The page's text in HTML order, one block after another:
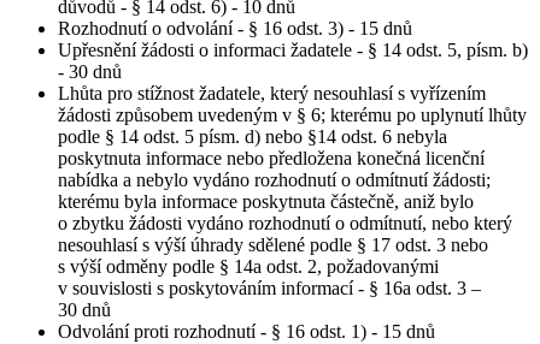
důvodů - § 14 odst. 6) - 10 dnů
Rozhodnutí o odvolání - § 16 odst. 3) - 15 dnů
Upřesnění žádosti o informaci žadatele - § 14 odst. 5, písm. b)
- 30 dnů
Lhůta pro stížnost žadatele, který nesouhlasí s vyřízením
žádosti způsobem uvedeným v § 6; kterému po uplynutí lhůty
podle § 14 odst. 5 písm. d) nebo §14 odst. 6 nebyla
poskytnuta informace nebo předložena konečná licenční
nabídka a nebylo vydáno rozhodnutí o odmítnutí žádosti;
kterému byla informace poskytnuta částečně, aniž bylo
o zbytku žádosti vydáno rozhodnutí o odmítnutí, nebo který
nesouhlasí s výší úhrady sdělené podle § 17 odst. 3 nebo
s výší odměny podle § 14a odst. 2, požadovanými
v souvislosti s poskytováním informací - § 16a odst. 3 –
30 dnů
Odvolání proti rozhodnutí - § 16 odst. 1) - 15 dnů